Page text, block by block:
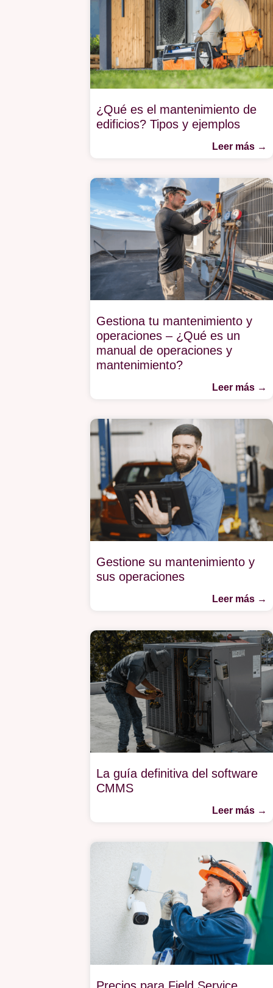
¿Qué es el mantenimiento de
edificios? Tipos y ejemplos
Leer más →
Gestiona tu mantenimiento y
operaciones – ¿Qué es un
manual de operaciones y
mantenimiento?
Leer más →
Gestione su mantenimiento y
sus operaciones
Leer más →
La guía definitiva del software
CMMS
Leer más →
Precios para Field Service